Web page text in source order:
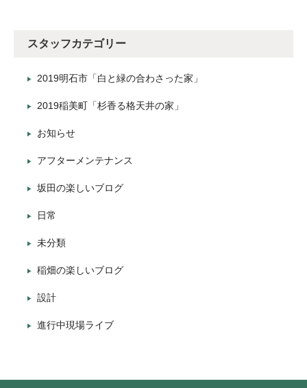
スタッフカテゴリー
2019明石市「白と緑の合わさった家」
2019稲美町「杉香る格天井の家」
お知らせ
アフターメンテナンス
坂田の楽しいブログ
日常
未分類
稲畑の楽しいブログ
設計
進行中現場ライブ